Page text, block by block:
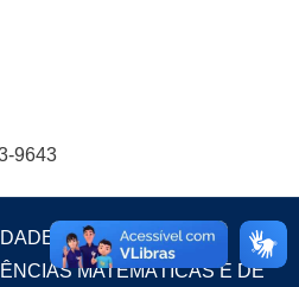
9643
DE SÃO PAULO
MATEMÁTICAS E DE